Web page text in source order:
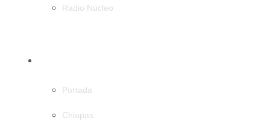
Radio Núcleo
Portada
Chiapas